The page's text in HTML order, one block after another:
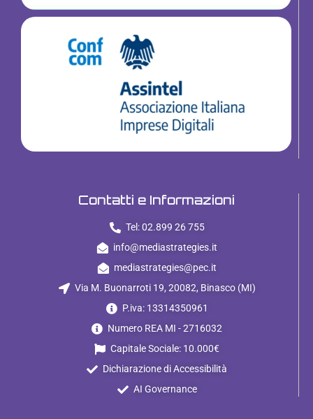
Contatti e Informazioni
Tel: 02.899 26 755
info@mediastrategies.it
mediastrategies@pec.it
Via M. Buonarroti 19, 20082, Binasco (MI)
P.iva: 13314350961
Numero REA MI - 2716032
Capitale Sociale: 10.000€
Dichiarazione di Accessibilità
AI Governance